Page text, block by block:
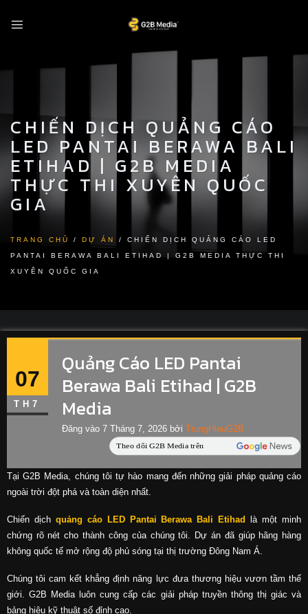
CHIẾN DỊCH QUẢNG CÁO
LED PANTAI BERAWA BALI
ETIHAD | G2B MEDIA
THỰC THI XUYÊN QUỐC
GIA
TRANG CHỦ / DỰ ÁN / CHIẾN DỊCH QUẢNG CÁO LED
PANTAI BERAWA BALI ETIHAD | G2B MEDIA THỰC THI
XUYÊN QUỐC GIA
07
TH7
Quảng Cáo LED Pantai
Berawa Bali Etihad | G2B
Media
Đăng vào 7 Tháng 7, 2026bởi TrungHieuG2B
Tại G2B Media, chúng tôi tự hào mang đến những giải pháp quảng cáo
ngoài trời đột phá và toàn diện nhất.
Chiến dịch quảng cáo LED Pantai Berawa Bali Etihadlà một minh
chứng rõ nét cho thành công của chúng tôi. Dự án đã giúp hãng hàng
không quốc tế mở rộng độ phủ sóng tại thị trường Đông Nam Á.
Chúng tôi cam kết khẳng định năng lực đưa thương hiệu vươn tầm thế
giới. G2B Media luôn cung cấp các giải pháp truyền thông thị giác và
bảng hiệu kỹ thuật số đỉnh cao.